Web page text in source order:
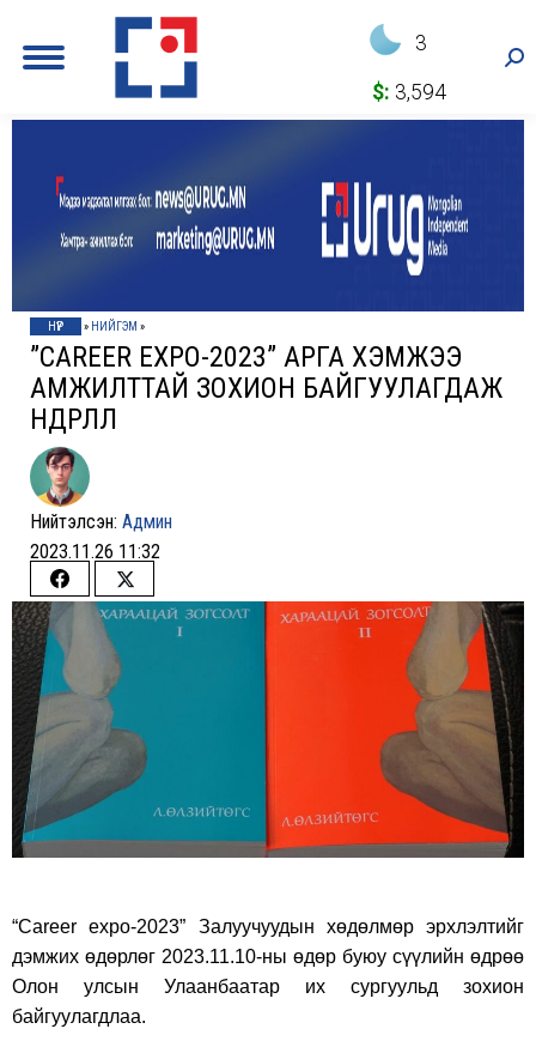
3
$: 3,594
НҮҮР » НИЙГЭМ »
”CAREER EXPO-2023” АРГА ХЭМЖЭЭ
АМЖИЛТТАЙ ЗОХИОН БАЙГУУЛАГДАЖ
ӨНДӨРЛӨЛӨӨ
Нийтэлсэн: Админ
2023.11.26 11:32
Share
Facebook
Share
“Career expo-2023” Залуучуудын хөдөлмөр эрхлэлтийг
дэмжих өдөрлөг 2023.11.10-ны өдөр буюу сүүлийн өдрөө
Олон улсын Улаанбаатар их сургуульд зохион
байгуулагдлаа.